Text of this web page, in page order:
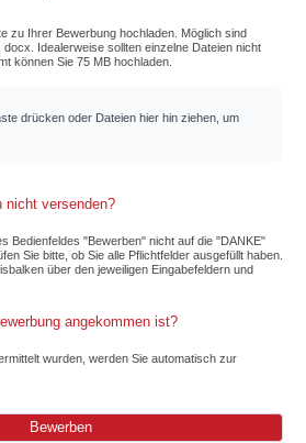
zu Ihrer Bewerbung hochladen. Möglich sind
docx. Idealerweise sollten einzelne Dateien nicht
können Sie 75 MB hochladen.
drücken oder Dateien hier hin ziehen, um
nicht versenden?
Bedienfeldes "Bewerben" nicht auf die "DANKE"
Sie bitte, ob Sie alle Pflichtfelder ausgefüllt haben.
über den jeweiligen Eingabefeldern und
angekommen ist?
wurden, werden Sie automatisch zur